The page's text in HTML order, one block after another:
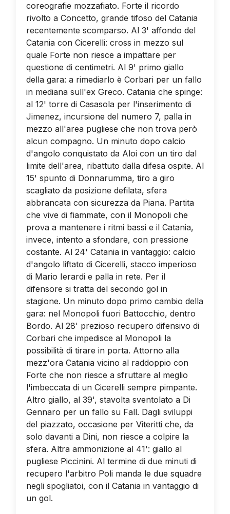
coreografie mozzafiato. Forte il ricordo
rivolto a Concetto, grande tifoso del Catania
recentemente scomparso. Al 3' affondo del
Catania con Cicerelli: cross in mezzo sul
quale Forte non riesce a impattare per
questione di centimetri. Al 9' primo giallo
della gara: a rimediarlo è Corbari per un fallo
in mediana sull'ex Greco. Catania che spinge:
al 12' torre di Casasola per l'inserimento di
Jimenez, incursione del numero 7, palla in
mezzo all'area pugliese che non trova però
alcun compagno. Un minuto dopo calcio
d'angolo conquistato da Aloi con un tiro dal
limite dell'area, ribattuto dalla difesa ospite. Al
15' spunto di Donnarumma, tiro a giro
scagliato da posizione defilata, sfera
abbrancata con sicurezza da Piana. Partita
che vive di fiammate, con il Monopoli che
prova a mantenere i ritmi bassi e il Catania,
invece, intento a sfondare, con pressione
costante. Al 24' Catania in vantaggio: calcio
d'angolo liftato di Cicerelli, stacco imperioso
di Mario Ierardi e palla in rete. Per il
difensore si tratta del secondo gol in
stagione. Un minuto dopo primo cambio della
gara: nel Monopoli fuori Battocchio, dentro
Bordo. Al 28' prezioso recupero difensivo di
Corbari che impedisce al Monopoli la
possibilità di tirare in porta. Attorno alla
mezz'ora Catania vicino al raddoppio con
Forte che non riesce a sfruttare al meglio
l'imbeccata di un Cicerelli sempre pimpante.
Altro giallo, al 39', stavolta sventolato a Di
Gennaro per un fallo su Fall. Dagli sviluppi
del piazzato, occasione per Viteritti che, da
solo davanti a Dini, non riesce a colpire la
sfera. Altra ammonizione al 41': giallo al
pugliese Piccinini. Al termine di due minuti di
recupero l'arbitro Poli manda le due squadre
negli spogliatoi, con il Catania in vantaggio di
un gol.